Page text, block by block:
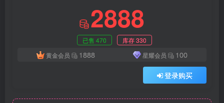
2888
已售 470
库存 330
黄金会员
1888 星耀会员 100
登录购买